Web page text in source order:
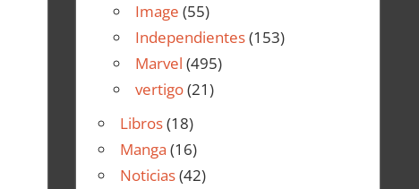
Image (55)
Independientes(153)
Marvel (495)
vertigo(21)
Libros(18)
Manga (16)
Noticias(42)